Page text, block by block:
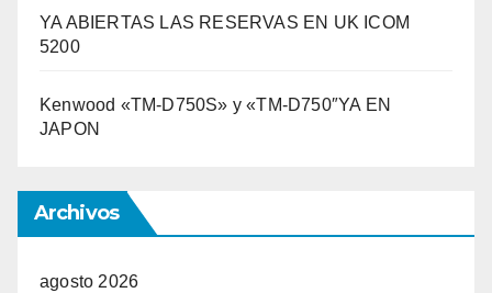
YA ABIERTAS LAS RESERVAS EN UK ICOM
5200
Kenwood «TM-D750S» y «TM-D750″YA EN
JAPON
Archivos
agosto 2026